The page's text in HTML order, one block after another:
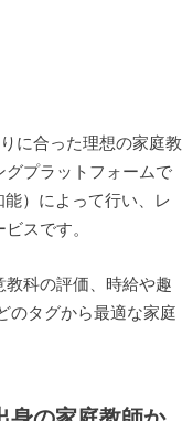
に合った理想の家庭教
グプラットフォームで
）によって行い、レ
スです。
教科の評価、時給や趣
のタグから最適な家庭